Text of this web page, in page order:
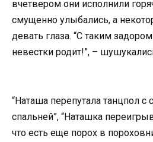
вчетвером они исполнили
смущенно улыбались, а
девать глаза. “С таким
невестки родит!”, –
“Наташа перепутала танцпол с
спальней”, “Наташка
что есть еще порох в